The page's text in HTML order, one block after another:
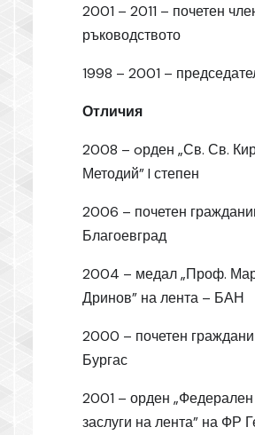
2001 – 2011 – почетен
ръководството
1998 – 2001 –
Отличия
2008 – oрден „Св. Св.
Методий” I степен
2006 – почетен
Благоевград
2004 – медал „Проф.
Дринов” на лента – БАН
2000 – почетен
Бургас
2001 – орден „Федерален
заслуги на лента” на ФР